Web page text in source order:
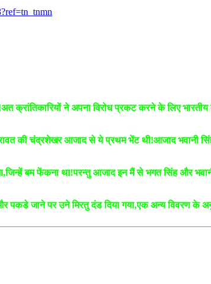
!अत क्रांतिकारियों ने अपना विरोध प्रकट करने के लिए
की चंद्रशेखर आजाद से ये प्रथम भेंट थी!आजाद भवानी
बम फेंकना था!परन्तु आजाद इन मैं से भगत सिंह और
जाने पर उने मिरतु दंड दिया गया,एक अन्य विवरण के